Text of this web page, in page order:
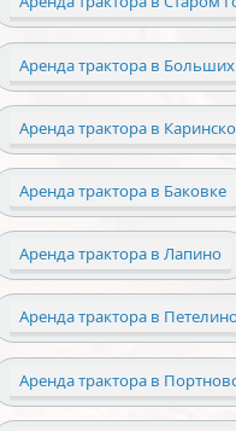
Аренда трактора в
Аренда трактора в
Аренда трактора в Баковке
Аренда трактора в Лапино
Аренда трактора в
Аренда трактора в